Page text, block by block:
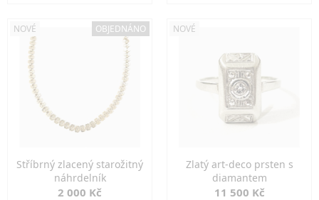
NOVÉ OBJEDNÁNO
Stříbrný zlacený starožitný
náhrdelník
2 000 Kč
NOVÉ
Zlatý art-deco prsten s
diamantem
11 500 Kč